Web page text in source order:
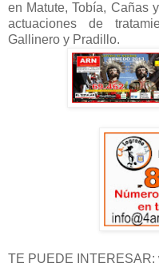
en Matute, Tobía, Cañas
actuaciones de
Gallinero y Pradillo.
TE PUEDE INTERESAR: